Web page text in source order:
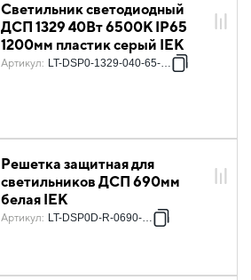
Светильник светодиодный
ДСП 1329 40Вт 6500К IP65
1200мм пластик серый IEK
Артикул: LT-DSP0-1329-040-65-K01
Решетка защитная для
светильников ДСП 690мм
белая IEK
Артикул: LT-DSP0D-R-0690-K01